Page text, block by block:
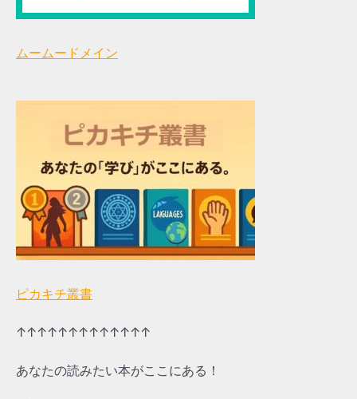
ムームードメイン
ピカキチ叢書
↑↑↑↑↑↑↑↑↑↑↑↑↑
あなたの読みたい本がここにある！